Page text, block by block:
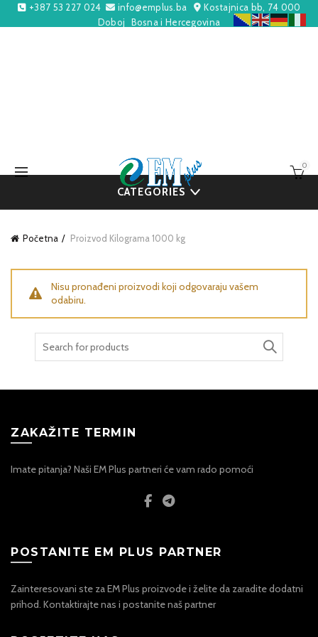
+387 53 227 024 info@emplus.ba
Kostajnica bb, 74 000
Doboj
Bosna i Hercegovina
0
CATEGORIES
Početna Proizvod Kilograma 1000 kg
Nisu pronađeni proizvodi koji odgovaraju vašem
odabiru.
ZAKAŽITE TERMIN
Imate pitanja? Naši EM Plus partneri će vam rado pomoći
POSTANITE EM PLUS PARTNER
Zainteresovani ste za EM Plus proizvode i želite da zaradite dodatni
prihod. Kontaktirajte nas i postanite naš partner